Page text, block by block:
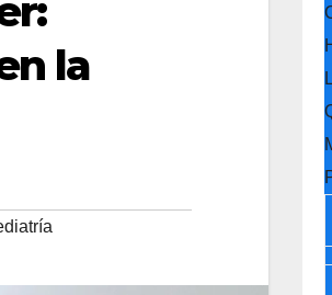
la